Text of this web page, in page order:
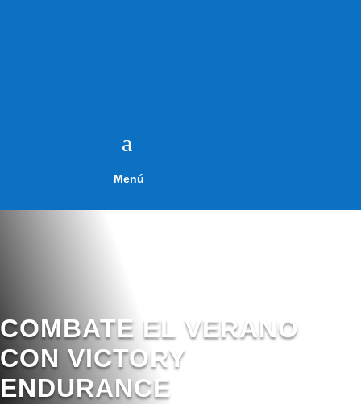
a
Menú
COMBATE EL VERANO
CON VICTORY
ENDURANCE